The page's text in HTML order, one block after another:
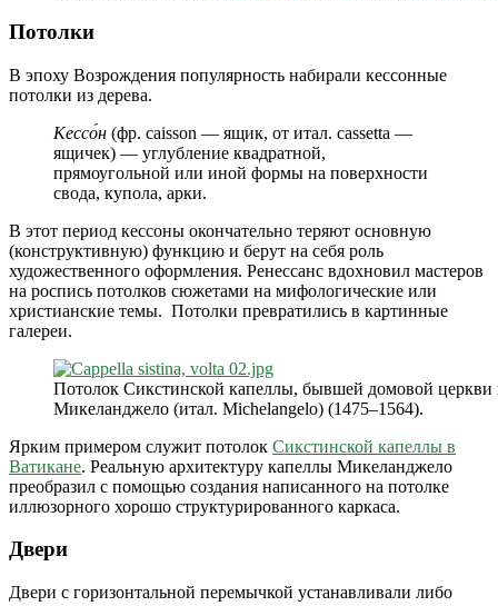
Потолки
В эпоху Возрождения популярность набирали кессонные
потолки из дерева.
Кессо́н (фр. caisson — ящик, от итал. cassetta —
ящичек) — углубление квадратной,
прямоугольной или иной формы на поверхности
свода, купола, арки.
В этот период кессоны окончательно теряют основную
(конструктивную) функцию и берут на себя роль
художественного оформления. Ренессанс вдохновил мастеров
на роспись потолков сюжетами на мифологические или
христианские темы. Потолки превратились в картинные
галереи.
Потолок Сикстинской капеллы, бывшей домовой церкви
Микеланджело (итал. Michelangelo) (1475–1564).
Ярким примером служит потолок Сикстинской капеллы в
Ватикане. Реальную архитектуру капеллы Микеланджело
преобразил с помощью создания написанного на потолке
иллюзорного хорошо структурированного каркаса.
Двери
Двери с горизонтальной перемычкой устанавливали либо